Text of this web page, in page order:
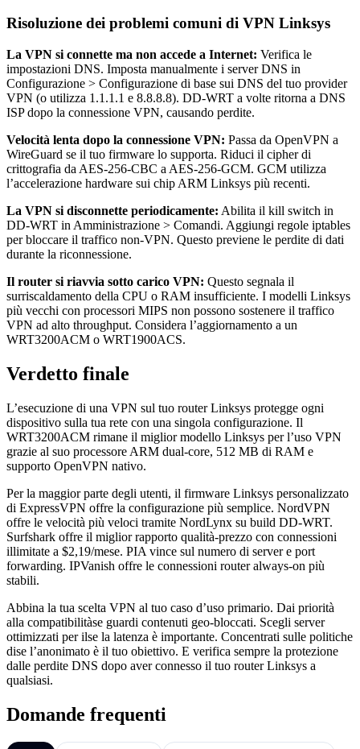
Risoluzione dei problemi comuni di VPN Linksys
La VPN si connette ma non accede a Internet: Verifica le
impostazioni DNS. Imposta manualmente i server DNS in
Configurazione > Configurazione di base sui DNS del tuo provider
VPN (o utilizza 1.1.1.1 e 8.8.8.8). DD-WRT a volte ritorna a DNS
ISP dopo la connessione VPN, causando perdite.
Velocità lenta dopo la connessione VPN: Passa da OpenVPN a
WireGuard se il tuo firmware lo supporta. Riduci il cipher di
crittografia da AES-256-CBC a AES-256-GCM. GCM utilizza
l’accelerazione hardware sui chip ARM Linksys più recenti.
La VPN si disconnette periodicamente: Abilita il kill switch in
DD-WRT in Amministrazione > Comandi. Aggiungi regole iptables
per bloccare il traffico non-VPN. Questo previene le perdite di dati
durante la riconnessione.
Il router si riavvia sotto carico VPN: Questo segnala il
surriscaldamento della CPU o RAM insufficiente. I modelli Linksys
più vecchi con processori MIPS non possono sostenere il traffico
VPN ad alto throughput. Considera l’aggiornamento a un
WRT3200ACM o WRT1900ACS.
Verdetto finale
L’esecuzione di una VPN sul tuo router Linksys protegge ogni
dispositivo sulla tua rete con una singola configurazione. Il
WRT3200ACM rimane il miglior modello Linksys per l’uso VPN
grazie al suo processore ARM dual-core, 512 MB di RAM e
supporto OpenVPN nativo.
Per la maggior parte degli utenti, il firmware Linksys personalizzato
di ExpressVPN offre la configurazione più semplice. NordVPN
offre le velocità più veloci tramite NordLynx su build DD-WRT.
Surfshark offre il miglior rapporto qualità-prezzo con connessioni
illimitate a $2,19/mese. PIA vince sul numero di server e port
forwarding. IPVanish offre le connessioni router always-on più
stabili.
Abbina la tua scelta VPN al tuo caso d’uso primario. Dai priorità
alla compatibilitàse guardi contenuti geo-bloccati. Scegli server
ottimizzati per ilse la latenza è importante. Concentrati sulle politiche
dise l’anonimato è il tuo obiettivo. E verifica sempre la protezione
dalle perdite DNS dopo aver connesso il tuo router Linksys a
qualsiasi.
Domande frequenti